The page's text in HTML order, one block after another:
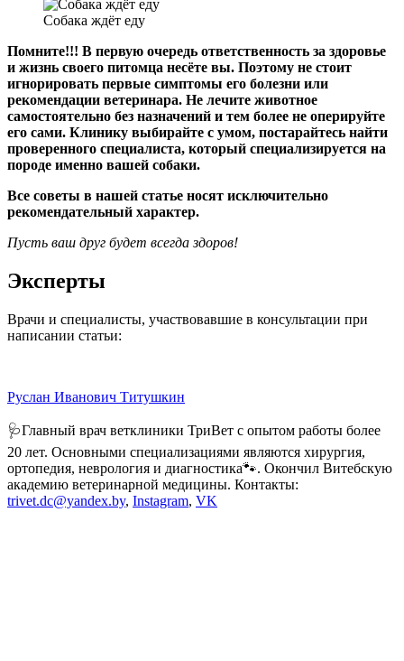
Собака ждёт еду
Помните!!! В первую очередь ответственность за здоровье
и жизнь своего питомца несёте вы. Поэтому не стоит
игнорировать первые симптомы его болезни или
рекомендации ветеринара. Не лечите животное
самостоятельно без назначений и тем более не оперируйте
его сами. Клинику выбирайте с умом, постарайтесь найти
проверенного специалиста, который специализируется на
породе именно вашей собаки.
Все советы в нашей статье носят исключительно
рекомендательный характер.
Пусть ваш друг будет всегда здоров!
Эксперты
Врачи и специалисты, участвовавшие в консультации при
написании статьи:
Руслан Иванович Титушкин
🩺Главный врач ветклиники ТриВет с опытом работы более
20 лет. Основными специализациями являются хирургия,
ортопедия, неврология и диагностика🐾. Окончил Витебскую
академию ветеринарной медицины. Контакты:
trivet.dc@yandex.by, Instagram, VK